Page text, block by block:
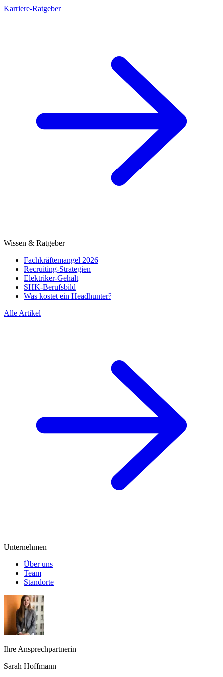
Karriere-Ratgeber
Wissen & Ratgeber
Fachkräftemangel 2026
Recruiting-Strategien
Elektriker-Gehalt
SHK-Berufsbild
Was kostet ein Headhunter?
Alle Artikel
Unternehmen
Über uns
Team
Standorte
Ihre Ansprechpartnerin
Sarah Hoffmann